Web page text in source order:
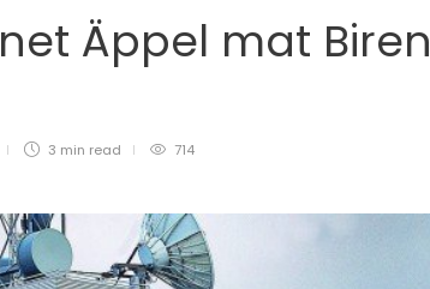
Äppel mat Biren
3 min read 714